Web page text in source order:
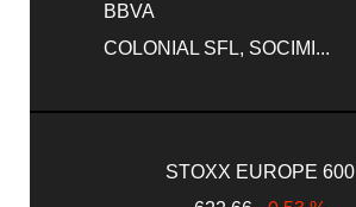
BBVA
COLONIAL SFL, SOCIMI...
STOXX EUROPE 600